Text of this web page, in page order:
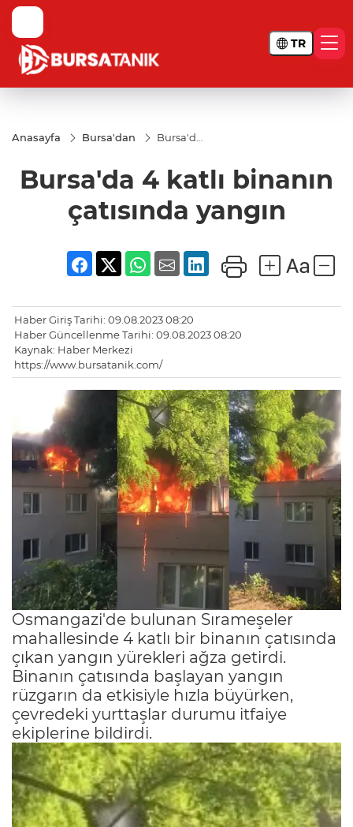
TR
Anasayfa Bursa'dan
Bursa'da
çatısında
yangın
Bursa'da 4 katlı binanın
çatısında yangın
Haber Giriş Tarihi: 09.08.2023 08:20
Haber Güncellenme Tarihi: 09.08.2023 08:20
Kaynak: Haber Merkezi
https://www.bursatanik.com/
Osmangazi'de bulunan Sırameşeler
mahallesinde 4 katlı bir binanın çatısında
çıkan yangın yürekleri ağza getirdi.
Binanın çatısında başlayan yangın
rüzgarın da etkisiyle hızla büyürken,
çevredeki yurttaşlar durumu itfaiye
ekiplerine bildirdi.